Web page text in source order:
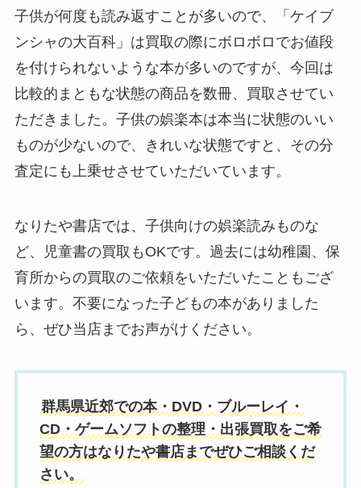
子供が何度も読み返すことが多いので、「ケイブ
ンシャの大百科」は買取の際にボロボロでお値段
を付けられないような本が多いのですが、今回は
比較的まともな状態の商品を数冊、買取させてい
ただきました。子供の娯楽本は本当に状態のいい
ものが少ないので、きれいな状態ですと、その分
査定にも上乗せさせていただいています。
なりたや書店では、子供向けの娯楽読みものな
ど、児童書の買取もOKです。過去には幼稚園、保
育所からの買取のご依頼をいただいたこともござ
います。不要になった子どもの本がありました
ら、ぜひ当店までお声がけください。
群馬県近郊での本・DVD・ブルーレイ・
CD・ゲームソフトの整理・出張買取をご希
望の方はなりたや書店までぜひご相談くだ
さい。